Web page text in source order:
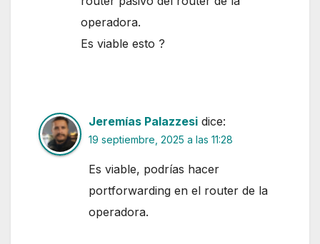
operadora.
Es viable esto ?
Jeremías Palazzesi dice:
19 septiembre, 2025 a las 11:28
Es viable, podrías hacer
portforwarding en el router de la
operadora.